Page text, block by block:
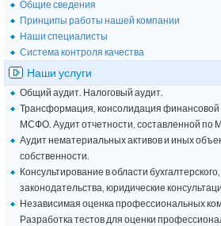
Общие сведения
Принципы работы нашей компании
Наши специалисты
Система контроля качества
Наши услуги
Общий аудит. Налоговый аудит.
Трансформация, консолидация финансовой
МСФО. Аудит отчетности, составленной по
Аудит нематериальных активов и иных
собственности.
Консультирование в области
законодательства, юридические
Независимая оценка профессиональных
Разработка тестов для оценки